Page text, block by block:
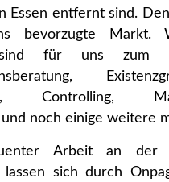
Essen entfernt sind.
bevorzugte Markt.
sind für uns zum
Controlling,
und noch einige weitere
Arbeit an der
lassen sich durch